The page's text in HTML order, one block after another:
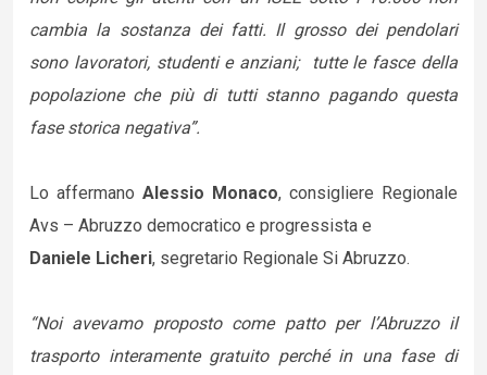
cambia la sostanza dei fatti. Il grosso dei pendolari
sono lavoratori, studenti e anziani; tutte le fasce della
popolazione che più di tutti stanno pagando questa
fase storica negativa”.
Lo affermano Alessio Monaco, consigliere Regionale
Avs – Abruzzo democratico e progressista e
Daniele Licheri, segretario Regionale Si Abruzzo.
“Noi avevamo proposto come patto per l’Abruzzo il
trasporto interamente gratuito perché in una fase di